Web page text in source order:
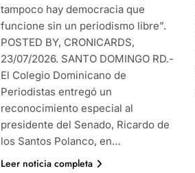
tampoco hay democracia que
funcione sin un periodismo libre”.
POSTED BY, CRONICARDS,
23/07/2026. SANTO DOMINGO RD.-
El Colegio Dominicano de
Periodistas entregó un
reconocimiento especial al
presidente del Senado, Ricardo de
los Santos Polanco, en…
Leer noticia completa